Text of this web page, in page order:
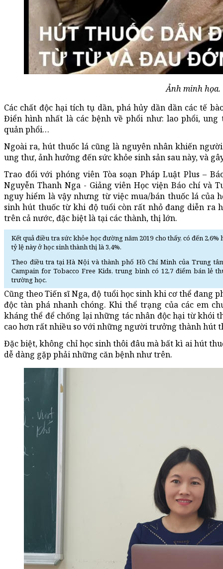
Ảnh minh họa.
Các chất độc hại tích tụ dần, phá hủy dần dần các tế
Điển hình nhất là các bệnh về phổi như: lao phổi,
quản phổi…
Ngoài ra, hút thuốc lá cũng là nguyên nhân khiến
ung thư, ảnh hưởng đến sức khỏe sinh sản sau này, và
Trao đổi với phóng viên Tòa soạn Pháp Luật Plus –
Nguyễn Thanh Nga - Giảng viên Học viện Báo chí và
nguy hiểm là vậy nhưng từ việc mua/bán thuốc lá của
sinh hút thuốc từ khi độ tuổi còn rất nhỏ đang diễn ra
trên cả nước, đặc biệt là tại các thành, thị lớn.
Kết quả điều tra sức khỏe học đường năm 2019 cho thấy, có đến
tỷ lệ này ở học sinh thành thị là 3,4%.
Theo điều tra tại Hà Nội và thành phố Hồ Chí Minh của Trung
Campain for Tobacco Free Kids, trung bình có 12,7 điểm bán lẻ
trường học.
Cũng theo Tiến sĩ Nga, độ tuổi học sinh khi cơ thể đang
độc tàn phá nhanh chóng. Khi thể trạng của các em
kháng thể để chống lại những tác nhân độc hại từ khói
cao hơn rất nhiều so với những người trưởng thành hút
Đặc biệt, không chỉ học sinh thôi đâu mà bất kì ai hút
dễ dàng gặp phải những căn bệnh như trên.